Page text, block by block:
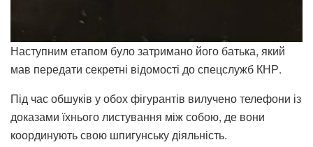
Наступним етапом було затримано його батька, який
мав передати секретні відомості до спецслужб КНР.
Під час обшуків у обох фігурантів вилучено телефони із
доказами їхнього листування між собою, де вони
координують свою шпигунську діяльність.